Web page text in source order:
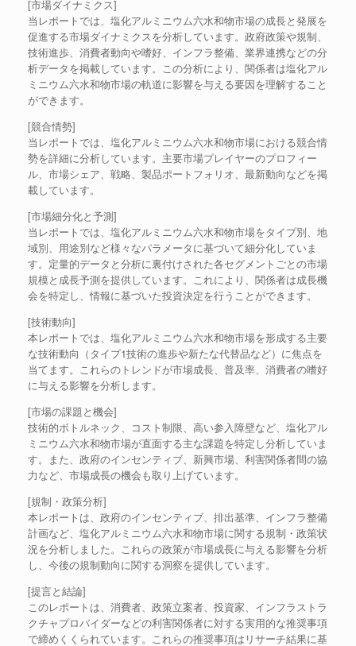
[市場ダイナミクス]
当レポートでは、塩化アルミニウム六水和物市場の成長と発展を
促進する市場ダイナミクスを分析しています。政府政策や規制、
技術進歩、消費者動向や嗜好、インフラ整備、業界連携などの分
析データを掲載しています。この分析により、関係者は塩化アル
ミニウム六水和物市場の軌道に影響を与える要因を理解すること
ができます。
[競合情勢]
当レポートでは、塩化アルミニウム六水和物市場における競合情
勢を詳細に分析しています。主要市場プレイヤーのプロフィー
ル、市場シェア、戦略、製品ポートフォリオ、最新動向などを掲
載しています。
[市場細分化と予測]
当レポートでは、塩化アルミニウム六水和物市場をタイプ別、地
域別、用途別など様々なパラメータに基づいて細分化していま
す。定量的データと分析に裏付けされた各セグメントごとの市場
規模と成長予測を提供しています。これにより、関係者は成長機
会を特定し、情報に基づいた投資決定を行うことができます。
[技術動向]
本レポートでは、塩化アルミニウム六水和物市場を形成する主要
な技術動向（タイプ1技術の進歩や新たな代替品など）に焦点を
当てます。これらのトレンドが市場成長、普及率、消費者の嗜好
に与える影響を分析します。
[市場の課題と機会]
技術的ボトルネック、コスト制限、高い参入障壁など、塩化アル
ミニウム六水和物市場が直面する主な課題を特定し分析していま
す。また、政府のインセンティブ、新興市場、利害関係者間の協
力など、市場成長の機会も取り上げています。
[規制・政策分析]
本レポートは、政府のインセンティブ、排出基準、インフラ整備
計画など、塩化アルミニウム六水和物市場に関する規制・政策状
況を分析しました。これらの政策が市場成長に与える影響を分析
し、今後の規制動向に関する洞察を提供しています。
[提言と結論]
このレポートは、消費者、政策立案者、投資家、インフラストラ
クチャプロバイダーなどの利害関係者に対する実用的な推奨事項
で締めくくられています。これらの推奨事項はリサーチ結果に基